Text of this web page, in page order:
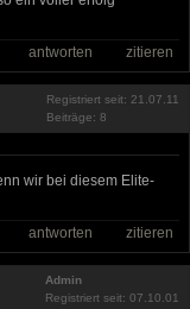
antworten zitieren
Registriert seit: 21.07.11
Beiträge: 8
wir bei diesem Elite-
antworten zitieren
Admin
Registriert seit: 07.10.01